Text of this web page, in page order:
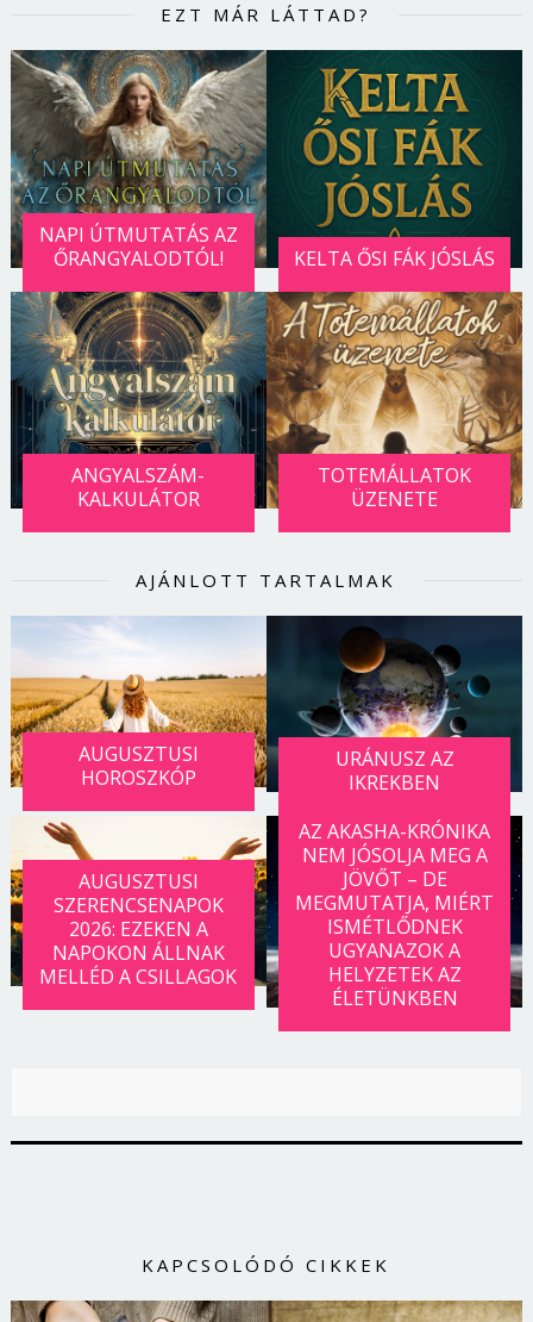
EZT MÁR LÁTTAD?
NAPI ÚTMUTATÁS AZ
ŐRANGYALODTÓL!
KELTA ŐSI FÁK JÓSLÁS
ANGYALSZÁM-
KALKULÁTOR
TOTEMÁLLATOK
ÜZENETE
AJÁNLOTT TARTALMAK
AUGUSZTUSI
HOROSZKÓP
URÁNUSZ AZ
IKREKBEN
AUGUSZTUSI
SZERENCSENAPOK
2026: EZEKEN A
NAPOKON ÁLLNAK
MELLÉD A CSILLAGOK
AZ AKASHA-KRÓNIKA
NEM JÓSOLJA MEG A
JÖVŐT – DE
MEGMUTATJA, MIÉRT
ISMÉTLŐDNEK
UGYANAZOK A
HELYZETEK AZ
ÉLETÜNKBEN
KAPCSOLÓDÓ CIKKEK
E-mail cím vagy felhasználónév